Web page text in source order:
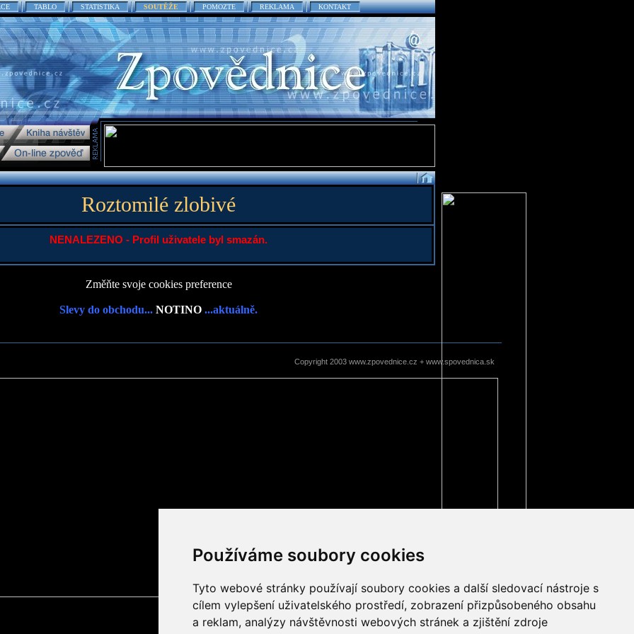
Používáme soubory cookies
Tyto webové stránky používají soubory cookies a další sledovací nástroje s
cílem vylepšení uživatelského prostředí, zobrazení přizpůsobeného obsahu
a reklam, analýzy návštěvnosti webových stránek a zjištění zdroje
TABLO STATISTIKA SOUTĚŽE POMOZTE REKLAMA KONTAKT
Roztomilé zlobivé
NENALEZENO - Profil uživatele byl smazán.
Změňte svoje cookies preference
Slevy do obchodu... NOTINO ...aktuálně.
Copyright 2003 www.zpovednice.cz + www.spovednica.sk